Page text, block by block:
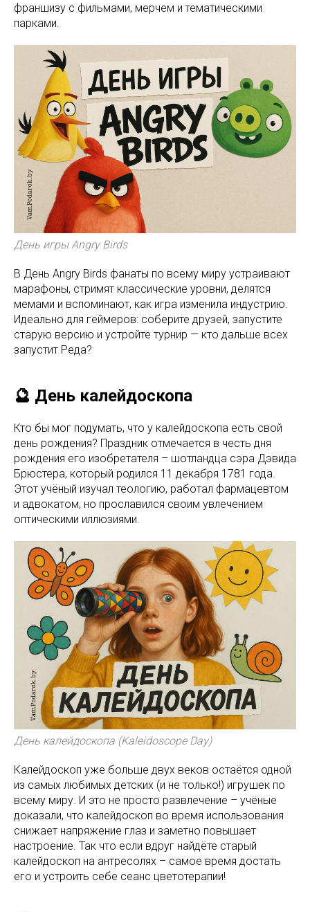
франшизу с фильмами, мерчем и тематическими
парками.
День игры Angry Birds
В День Angry Birds фанаты по всему миру устраивают
марафоны, стримят классические уровни, делятся
мемами и вспоминают, как игра изменила индустрию.
Идеально для геймеров: соберите друзей, запустите
старую версию и устройте турнир — кто дальше всех
запустит Реда?
🔮 День калейдоскопа
Кто бы мог подумать, что у калейдоскопа есть свой
день рождения? Праздник отмечается в честь дня
рождения его изобретателя – шотландца сэра Дэвида
Брюстера, который родился 11 декабря 1781 года.
Этот учёный изучал теологию, работал фармацевтом
и адвокатом, но прославился своим увлечением
оптическими иллюзиями.
День калейдоскопа (Kaleidoscope Day)
Калейдоскоп уже больше двух веков остаётся одной
из самых любимых детских (и не только!) игрушек по
всему миру. И это не просто развлечение – учёные
доказали, что калейдоскоп во время использования
снижает напряжение глаз и заметно повышает
настроение. Так что если вдруг найдёте старый
калейдоскоп на антресолях – самое время достать
его и устроить себе сеанс цветотерапии!